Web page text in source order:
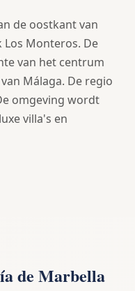
de oostkant van
Los Monteros. De
van het centrum
Málaga. De regio
omgeving wordt
villa's en
de Marbella